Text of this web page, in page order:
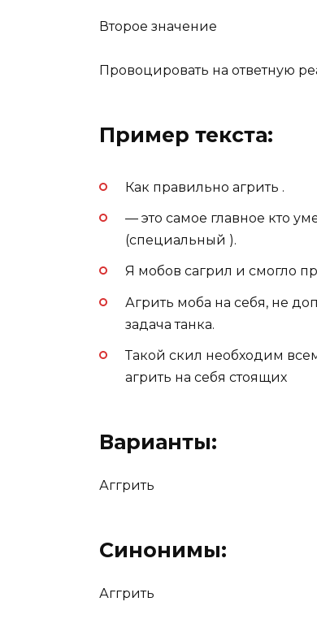
Второе значение
Провоцировать на ответную
Пример текста:
Как правильно агрить .
— это самое главное кто
(специальный ).
Я мобов сагрил и смогло
Агрить моба на себя, не
задача танка.
Такой скил необходим
агрить на себя стоящих
Варианты:
Аггрить
Синонимы:
Аггрить